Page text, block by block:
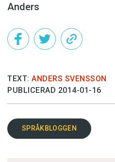
Anders
TEXT: ANDERS SVENSSON
PUBLICERAD 2014-01-16
SPRÅKBLOGGEN